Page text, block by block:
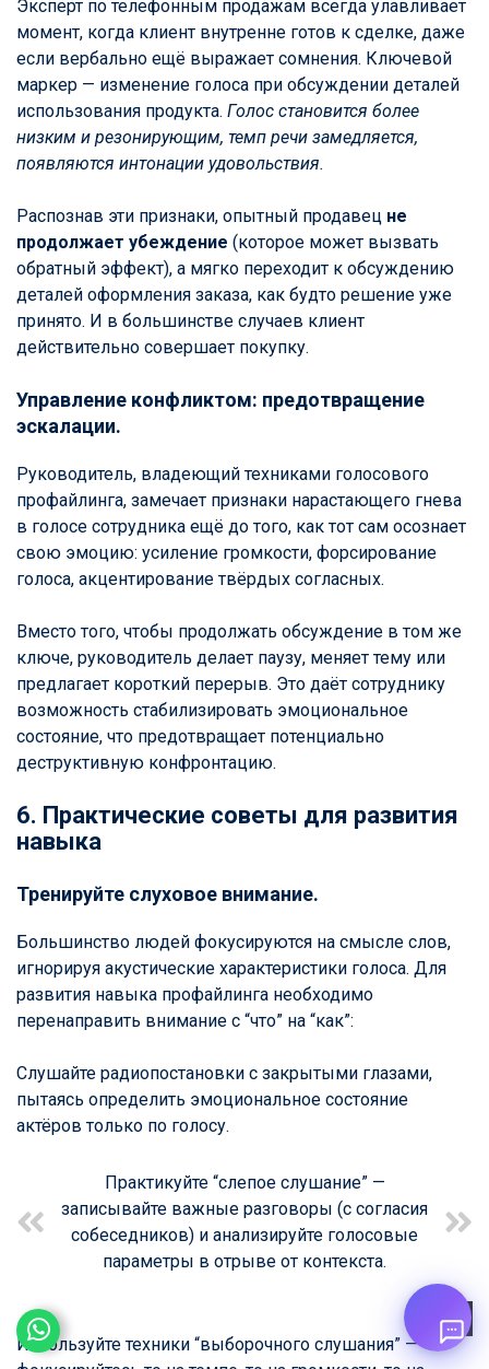
Эксперт по телефонным продажам всегда улавливает
момент, когда клиент внутренне готов к сделке, даже
если вербально ещё выражает сомнения. Ключевой
маркер — изменение голоса при обсуждении деталей
использования продукта. Голос становится более
низким и резонирующим, темп речи замедляется,
появляются интонации удовольствия.
Распознав эти признаки, опытный продавец не
продолжает убеждение (которое может вызвать
обратный эффект), а мягко переходит к обсуждению
деталей оформления заказа, как будто решение уже
принято. И в большинстве случаев клиент
действительно совершает покупку.
Управление конфликтом: предотвращение
эскалации.
Руководитель, владеющий техниками голосового
профайлинга, замечает признаки нарастающего гнева
в голосе сотрудника ещё до того, как тот сам осознает
свою эмоцию: усиление громкости, форсирование
голоса, акцентирование твёрдых согласных.
Вместо того, чтобы продолжать обсуждение в том же
ключе, руководитель делает паузу, меняет тему или
предлагает короткий перерыв. Это даёт сотруднику
возможность стабилизировать эмоциональное
состояние, что предотвращает потенциально
деструктивную конфронтацию.
6. Практические советы для развития
навыка
Тренируйте слуховое внимание.
Большинство людей фокусируются на смысле слов,
игнорируя акустические характеристики голоса. Для
развития навыка профайлинга необходимо
перенаправить внимание с “что” на “как”:
Слушайте радиопостановки с закрытыми глазами,
пытаясь определить эмоциональное состояние
актёров только по голосу.
Практикуйте “слепое слушание” —
записывайте важные разговоры (с согласия
собеседников) и анализируйте голосовые
параметры в отрыве от контекста.
Используйте техники “выборочного слушания” —